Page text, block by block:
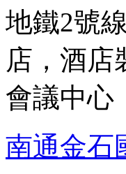
地鐵2號
店，酒店
會議中心
南通金石